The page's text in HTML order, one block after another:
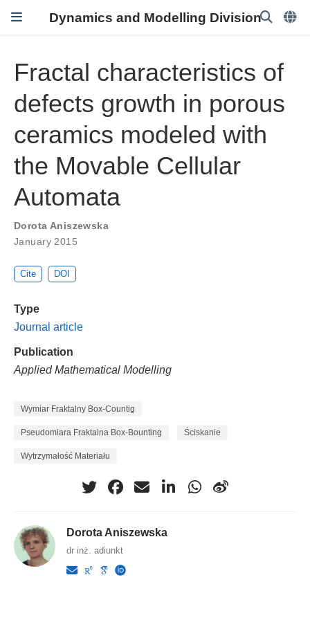
Dynamics and Modelling Division
Fractal characteristics of
defects growth in porous
ceramics modeled with
the Movable Cellular
Automata
Dorota Aniszewska
January 2015
Cite DOI
Type
Journal article
Publication
Applied Mathematical Modelling
Wymiar Fraktalny Box-Countig
Pseudomiara Fraktalna Box-Bounting Ściskanie
Wytrzymałość Materiału
Dorota Aniszewska
dr inż. adiunkt